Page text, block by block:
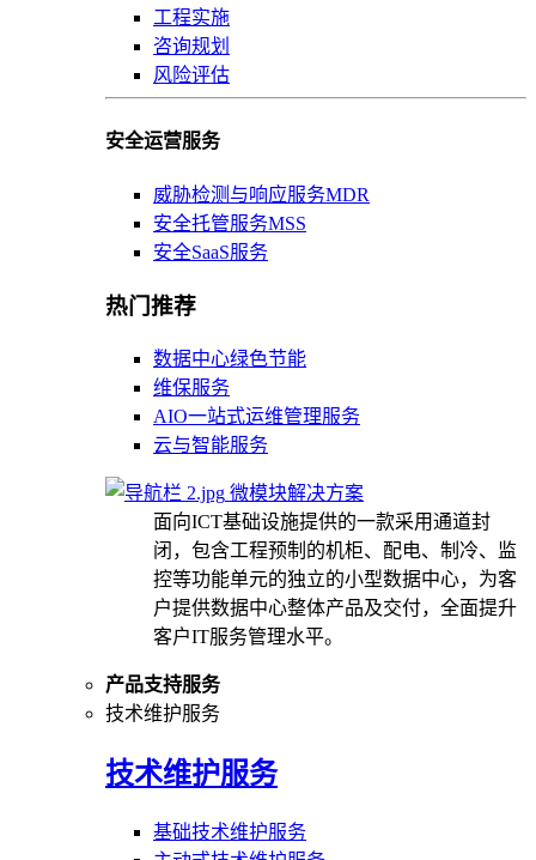
工程实施
咨询规划
风险评估
安全运营服务
威胁检测与响应服务MDR
安全托管服务MSS
安全SaaS服务
热门推荐
数据中心绿色节能
维保服务
AIO一站式运维管理服务
云与智能服务
微模块解决方案
面向ICT基础设施提供的一款采用通道封
闭，包含工程预制的机柜、配电、制冷、监
控等功能单元的独立的小型数据中心，为客
户提供数据中心整体产品及交付，全面提升
客户IT服务管理水平。
产品支持服务
技术维护服务
技术维护服务
基础技术维护服务